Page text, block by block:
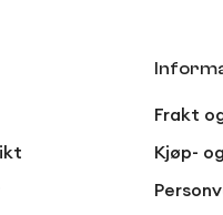
Frakt
Kjøp-